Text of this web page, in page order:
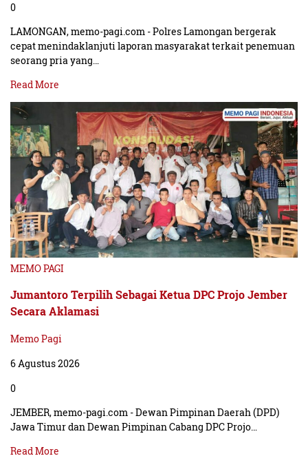
0
LAMONGAN, memo-pagi.com - Polres Lamongan bergerak
cepat menindaklanjuti laporan masyarakat terkait penemuan
seorang pria yang…
Read More
MEMO PAGI
Jumantoro Terpilih Sebagai Ketua DPC Projo Jember
Secara Aklamasi
Memo Pagi
6 Agustus 2026
0
JEMBER, memo-pagi.com - Dewan Pimpinan Daerah (DPD)
Jawa Timur dan Dewan Pimpinan Cabang DPC Projo…
Read More